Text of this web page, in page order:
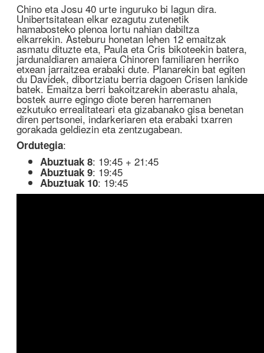
Chino eta Josu 40 urte inguruko bi lagun dira.
Unibertsitatean elkar ezagutu zutenetik
hamabosteko plenoa lortu nahian dabiltza
elkarrekin. Asteburu honetan lehen 12 emaitzak
asmatu dituzte eta, Paula eta Cris bikoteekin batera,
jardunaldiaren amaiera Chinoren familiaren herriko
etxean jarraitzea erabaki dute. Planarekin bat egiten
du Davidek, dibortziatu berria dagoen Crisen lankide
batek. Emaitza berri bakoitzarekin aberastu ahala,
bostek aurre egingo diote beren harremanen
ezkutuko errealitateari eta gizabanako gisa benetan
diren pertsonei, indarkeriaren eta erabaki txarren
gorakada geldiezin eta zentzugabean.
Ordutegia:
Abuztuak 8: 19:45 + 21:45
Abuztuak 9: 19:45
Abuztuak 10: 19:45